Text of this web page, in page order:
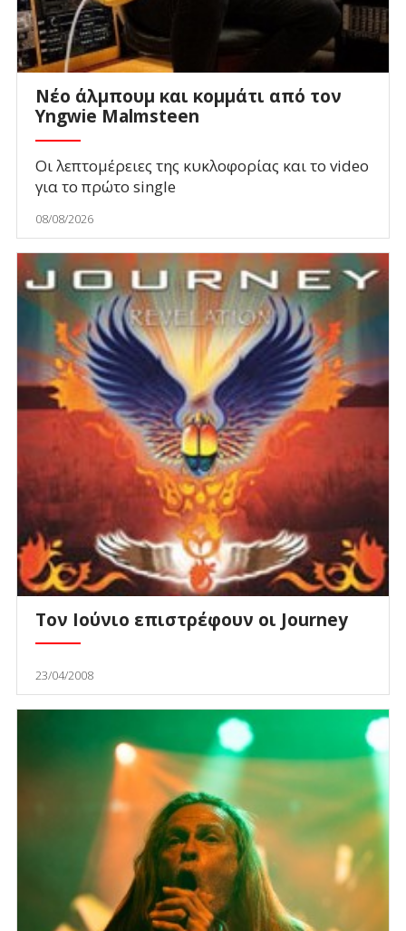
Νέο άλμπουμ και κομμάτι από τον
Yngwie Malmsteen
Οι λεπτομέρειες της κυκλοφορίας και το video
για το πρώτο single
08/08/2026
Τον Ιούνιο επιστρέφουν οι Journey
23/04/2008